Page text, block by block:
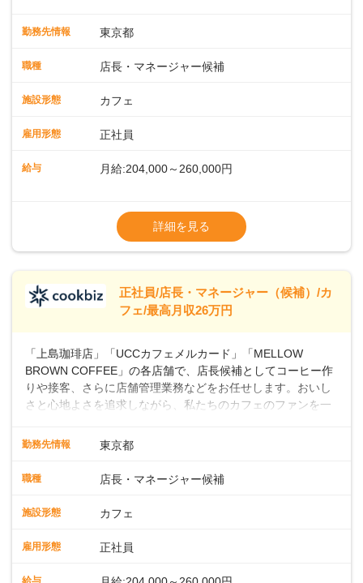
の抽出や各種ドリンクの作成お客様のご案内、レジ対応軽食
タートも安心 ◎サポート体制充実コーヒーの知識から接客マ
から40代まで幅広い年齢層が活躍しており、チームワークも
るので、スムーズに業務に馴染める環境です。「カフェの接
長として活躍を！接客業務になれたら、売上・シフト・在庫
一切無用♪一つひとつをしっかり伝えていきますので、無理の
ないペースで覚えていきましょう！さらにマネージャーへの
勤務先情報 東京都
職種 店長・マネージャー候補
施設形態 カフェ
雇用形態 正社員
給与 月給:204,000～260,000円
ます・東日本エリア：月給21万4000～27万
※経験・スキルを考慮の上、決定します。
※別途、残業代および各種手当あり
※試用期間なし
■店長職： ・西日本／月給26万7500円
万円＋賞与(年3回)・店長職：年収410万円／
詳細を見る
正社員/店長・マネージャー（候補）/カ
フェ/最高月収26万円
「上島珈琲店」「UCCカフェメルカード」「MELLOW
BROWN COFFEE」の各店舗で、店長候補としてコーヒー作
りや接客、さらに店舗管理業務などをお任せします。おいし
さと心地よさを追求しながら、私たちのカフェのファンを一
の抽出や各種ドリンクの作成お客様のご案内、レジ対応軽食
タートも安心 ◎サポート体制充実コーヒーの知識から接客マ
から40代まで幅広い年齢層が活躍しており、チームワークも
るので、スムーズに業務に馴染める環境です。「カフェの接
長として活躍を！接客業務になれたら、売上・シフト・在庫
勤務先情報 東京都
職種 店長・マネージャー候補
施設形態 カフェ
雇用形態 正社員
給与